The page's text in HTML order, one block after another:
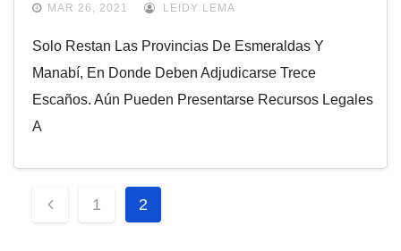
MAR 26, 2021 LEIDY LEMA
Solo Restan Las Provincias De Esmeraldas Y
Manabí, En Donde Deben Adjudicarse Trece
Escaños. Aún Pueden Presentarse Recursos Legales
A
Paginación
De
1 2